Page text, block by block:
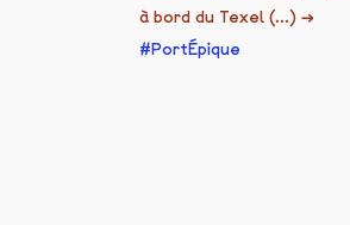
à bord du Texel (...) →
PortÉpique